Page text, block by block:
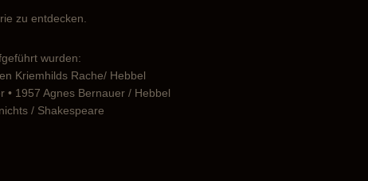
zu entdecken.
wurden:
Kriemhilds Rache/ Hebbel
• 1957 Agnes Bernauer / Hebbel
/ Shakespeare